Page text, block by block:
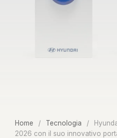
Home / Tecnologia /
2026 con il suo innovativo